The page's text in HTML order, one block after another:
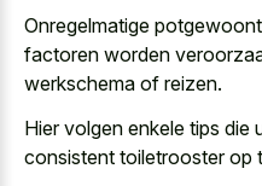
Onregelmatige
factoren worden
werkschema of reizen.
Hier volgen enkele tips die
consistent toiletrooster op